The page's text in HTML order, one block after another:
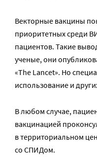
Векторные вакцины
приоритетных среди
пациентов. Такие
ученые, они
«The Lancet». Но
использование и
В любом случае,
вакцинацией
в территориальном
со СПИДом.